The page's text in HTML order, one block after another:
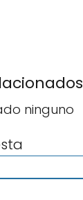
ninguno